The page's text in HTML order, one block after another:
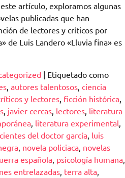
artículo, exploramos algunas
publicadas que han
de lectores y críticos por
de Luis Landero «Lluvia fina» es
| Etiquetado como
, autores talentosos, ciencia
y lectores, ficción histórica,
, javier cercas, lectores, literatura
, literatura experimental,
del doctor garcía, luis
, novela policiaca, novelas
española, psicología humana,
entrelazadas, terra alta,